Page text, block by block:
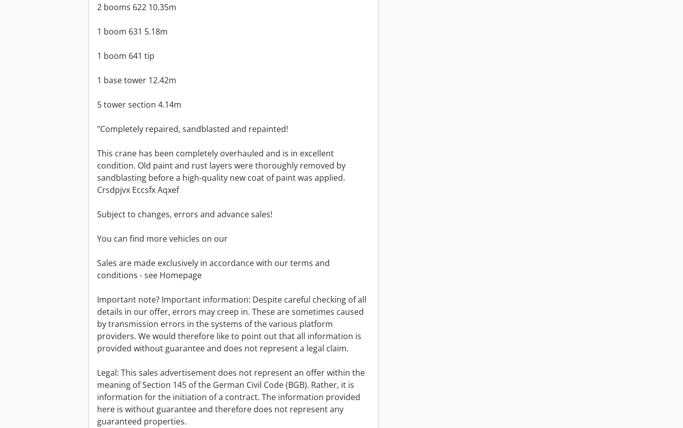
2 booms 622 10.35m
1 boom 631 5.18m
1 boom 641 tip
1 base tower 12.42m
5 tower section 4.14m
"Completely repaired, sandblasted and repainted!
This crane has been completely overhauled and is in excellent
condition. Old paint and rust layers were thoroughly removed by
sandblasting before a high-quality new coat of paint was applied.
Crsdpjvx Eccsfx Aqxef
Subject to changes, errors and advance sales!
You can find more vehicles on our
Sales are made exclusively in accordance with our terms and
conditions - see Homepage
Important note? Important information: Despite careful checking of all
details in our offer, errors may creep in. These are sometimes caused
by transmission errors in the systems of the various platform
providers. We would therefore like to point out that all information is
provided without guarantee and does not represent a legal claim.
Legal: This sales advertisement does not represent an offer within the
meaning of Section 145 of the German Civil Code (BGB). Rather, it is
information for the initiation of a contract. The information provided
here is without guarantee and therefore does not represent any
guaranteed properties.